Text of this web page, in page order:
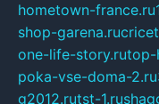
hometown-france.ru
shop-garena.ru
one-life-story.rutop-
poka-vse-doma-2.ru
g2012.rutst-1.ru